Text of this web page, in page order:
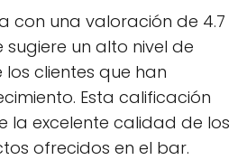
con una valoración de 4.7
sugiere un alto nivel de
clientes que han
Esta calificación
la excelente calidad de los
ofrecidos en el bar.